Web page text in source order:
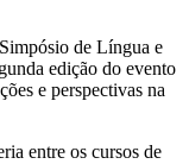
de Língua e
edição do evento
e perspectivas na
entre os cursos de